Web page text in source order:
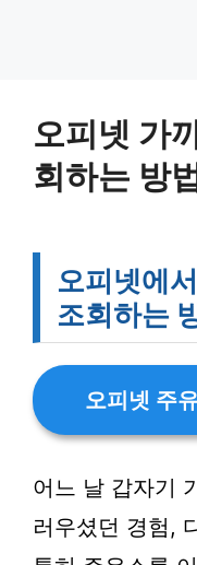
오피넷 가
회하는 방
오피넷에
조회하는
오피넷 주
어느 날 갑자기
러우셨던 경험,